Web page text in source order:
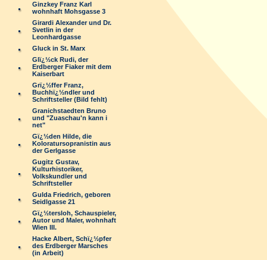
Ginzkey Franz Karl
wohnhaft Mohsgasse 3
Girardi Alexander und Dr.
Svetlin in der
Leonhardgasse
Gluck in St. Marx
Glï¿½ck Rudi, der
Erdberger Fiaker mit dem
Kaiserbart
Grï¿½ffer Franz,
Buchhï¿½ndler und
Schriftsteller (Bild fehlt)
Granichstaedten Bruno
und "Zuaschau'n kann i
net"
Gï¿½den Hilde, die
Koloratursopranistin aus
der Gerlgasse
Gugitz Gustav,
Kulturhistoriker,
Volkskundler und
Schriftsteller
Gulda Friedrich, geboren
Seidlgasse 21
Gï¿½tersloh, Schauspieler,
Autor und Maler, wohnhaft
Wien III.
Hacke Albert, Schï¿½pfer
des Erdberger Marsches
(in Arbeit)